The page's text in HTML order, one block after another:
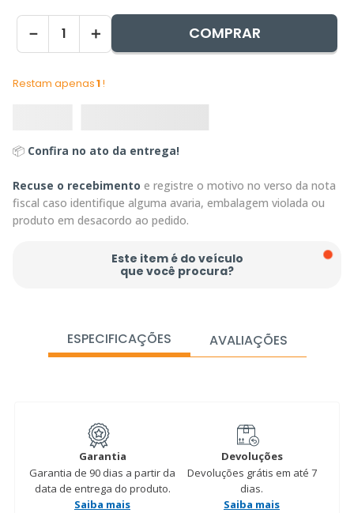
＋
－ COMPRAR
Restam apenas1!
📦 Confira no ato da entrega!
Recuse o recebimento e registre o motivo no verso da nota
fiscal caso identifique alguma avaria, embalagem violada ou
produto em desacordo ao pedido.
Este item é do veículo
que você procura?
ESPECIFICAÇÕES AVALIAÇÕES
Garantia
Garantia de 90 dias a partir da
data de entrega do produto.
Saiba mais
Devoluções
Devoluções grátis em até 7
dias.
Saiba mais